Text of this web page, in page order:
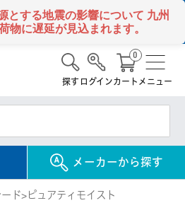
とする地震の影響について 九州
物に遅延が見込まれます。
メーカーから探す
探す ログインカート
0
メニュー
ド ピュアティモイスト